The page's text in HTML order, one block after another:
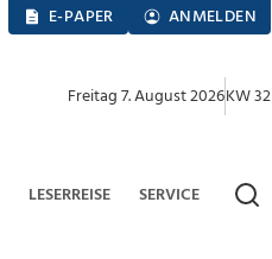
E-PAPER ANMELDEN
Freitag 7. August 2026KW 32
LESERREISE SERVICE